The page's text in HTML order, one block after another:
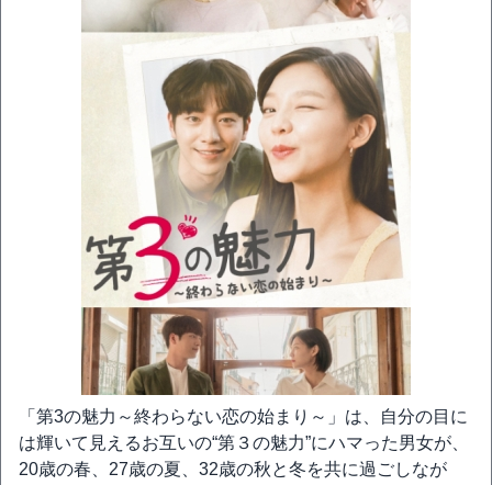
「第3の魅力～終わらない恋の始まり～」は、自分の目に
は輝いて見えるお互いの“第３の魅力”にハマった男女が、
20歳の春、27歳の夏、32歳の秋と冬を共に過ごしなが